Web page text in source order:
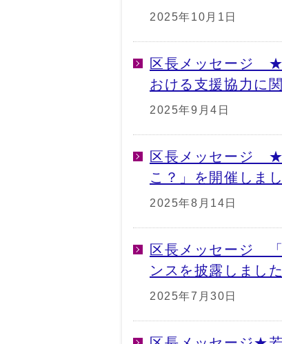
2025年10月1日
区長メッセージ ★
おける支援協力に
2025年9月4日
区長メッセージ ★
こ？」を開催しま
2025年8月14日
区長メッセージ
ンスを披露しました
2025年7月30日